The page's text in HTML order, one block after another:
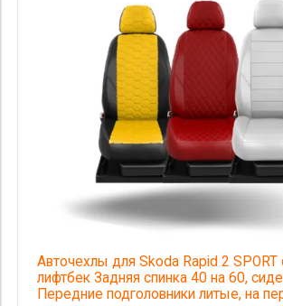
Авточехлы для Skoda Rapid 2 SPORT
лифтбек Задняя спинка 40 на 60,
Передние подголовники литые, на